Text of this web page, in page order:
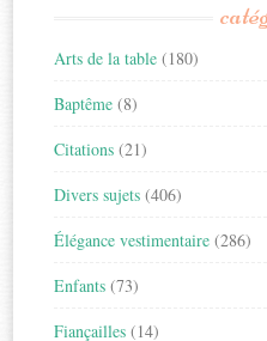
Arts de la table (180)
Baptême (8)
Citations (21)
Divers sujets (406)
Élégance vestimentaire (286)
Enfants (73)
Fiançailles (14)